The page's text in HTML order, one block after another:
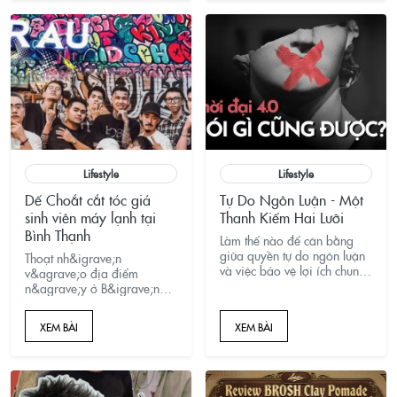
gi&agrave;y Hawkins, nơi
phong c&aacute;ch,
c&aacute; t&iacute;nh
v&agrave; trải nghiệm được
n&acirc;ng cấp to&agrave;n
diện.
Lifestyle
Dế Choắt cắt tóc giá
sinh viên máy lạnh tại
Bình Thạnh
Thoạt nh&igrave;n
v&agrave;o địa điểm
n&agrave;y ở B&igrave;nh
trường mầm non giữ trẻ vậy
chứ kh&ocirc;ng phải
XEM BÀI
Lifestyle
Tự Do Ngôn Luận - Một
Thanh Kiếm Hai Lưỡi
Làm thế nào để cân bằng
giữa quyền tự do ngôn luận
và việc bảo vệ lợi ích chung
XEM BÀI